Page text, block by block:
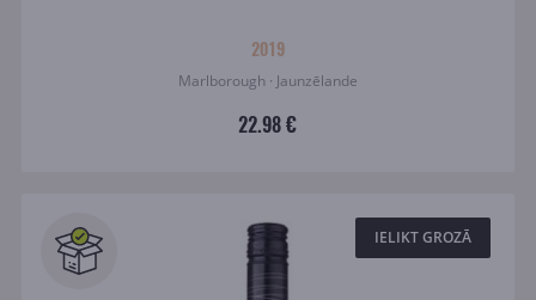
2019
Marlborough · Jaunzēlande
22.98 €
IELIKT GROZĀ